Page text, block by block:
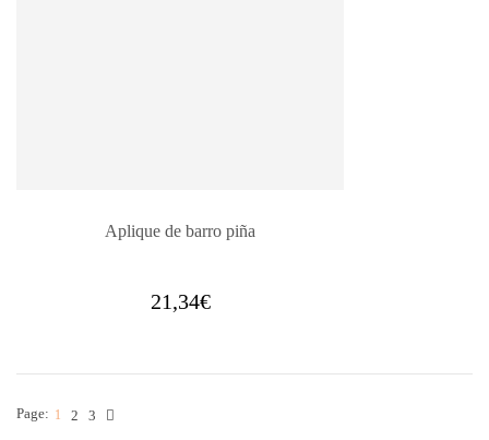
Aplique de barro piña
21,34€
Page: 1 2 3